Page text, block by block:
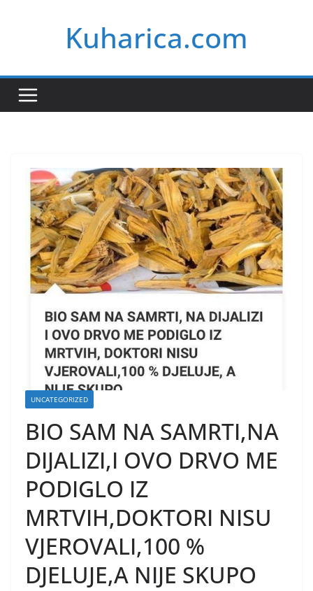
Kuharica.com
UNCATEGORIZED
BIO SAM NA SAMRTI,NA
DIJALIZI,I OVO DRVO ME
PODIGLO IZ
MRTVIH,DOKTORI NISU
VJEROVALI,100 %
DJELUJE,A NIJE SKUPO